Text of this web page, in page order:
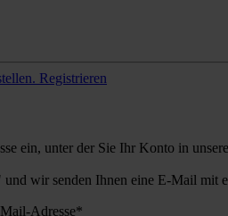
Registrieren
ein, unter der Sie Ihr Konto in
wir senden Ihnen eine E-Mail mit
Adresse*